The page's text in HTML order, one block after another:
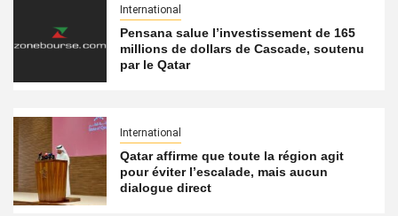
International
Pensana salue l’investissement de 165
millions de dollars de Cascade, soutenu
par le Qatar
International
Qatar affirme que toute la région agit
pour éviter l’escalade, mais aucun
dialogue direct